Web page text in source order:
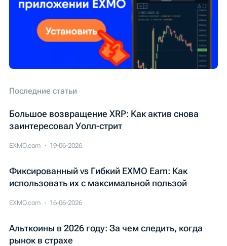
Последние статьи
Большое возвращение XRP: Как актив снова
заинтересовал Уолл-стрит
EXMO.com 19-06-2026
Фиксированный vs Гибкий EXMO Earn: Как
использовать их с максимальной пользой
EXMO.com 16-06-2026
Альткоины в 2026 году: За чем следить, когда
рынок в страхе